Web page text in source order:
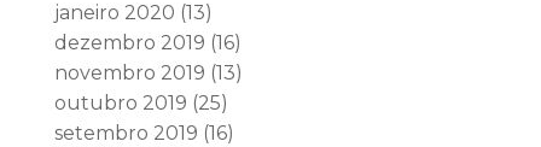
janeiro 2020 (13)
dezembro 2019 (16)
novembro 2019 (13)
outubro 2019 (25)
setembro 2019 (16)